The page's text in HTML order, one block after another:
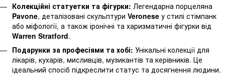
Колекційні статуетки та фігурки: Легендарна порцеляна
Pavone, деталізовані скульптури Veronese у стилі стімпанк
або міфології, а також іронічні та харизматичні фігурки від
Warren Stratford.
Подарунки за професіями та хобі: Унікальні колекції для
лікарів, кухарів, мисливців, музикантів та керівників. Це
ідеальний спосіб підкреслити статус та досягнення людини.